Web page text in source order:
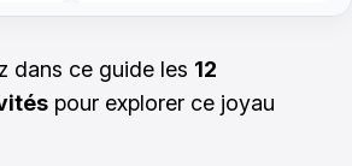
dans ce guide les 12
pour explorer ce joyau